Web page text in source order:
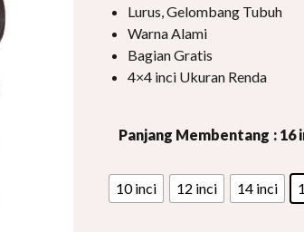
melalui
Lurus, Gelombang Tubuh
Warna Alami
Bagian Gratis
4×4 inci Ukuran Renda
Panjang Membentang : 16
10 inci 12 inci 14 inci